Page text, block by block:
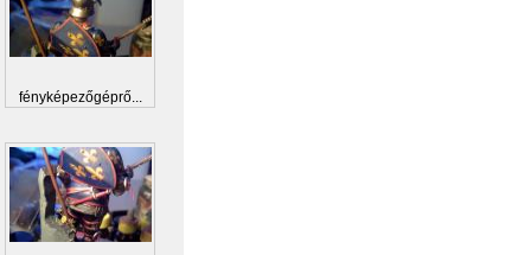
fényképezőgéprő...